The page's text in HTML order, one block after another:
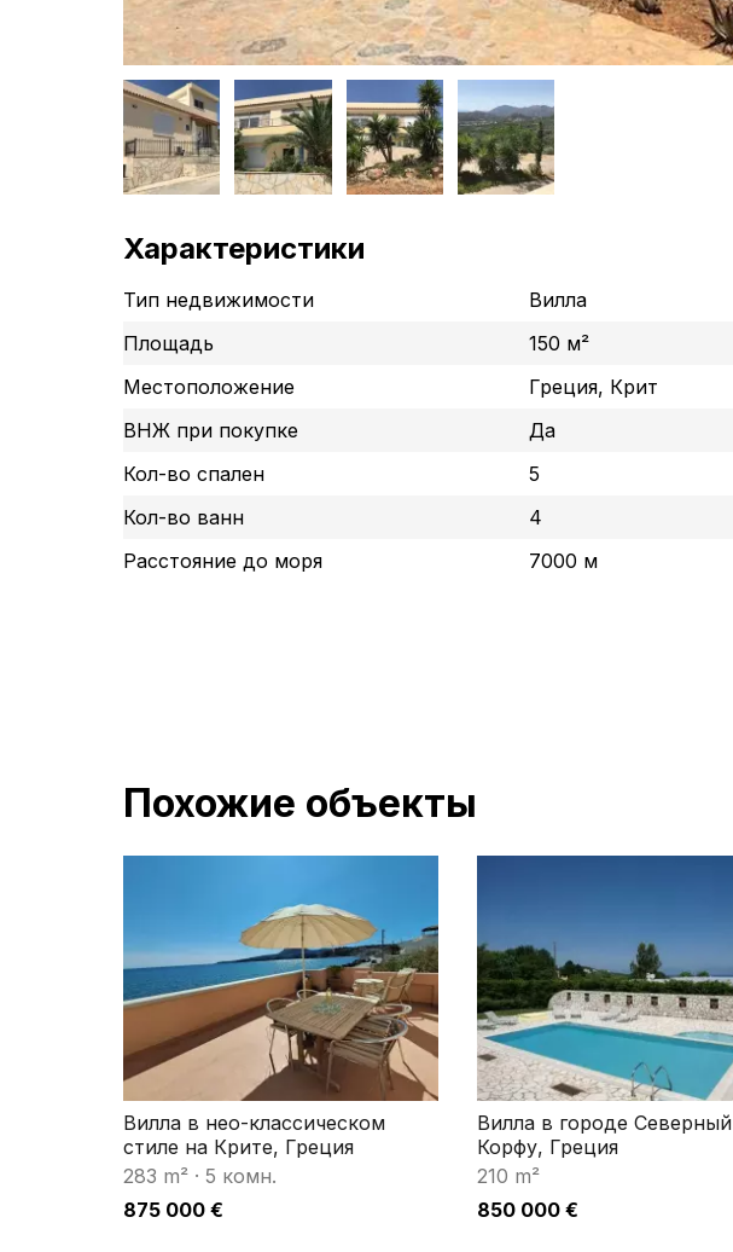
Характеристики
Тип недвижимости
Вилла
Площадь
150 м²
Местоположение
Греция, Крит
ВНЖ при покупке
Да
Кол-во спален
5
Кол-во ванн
4
Расстояние до моря
7000 м
Похожие объекты
Вилла в нео-классическом
стиле на Крите, Греция
283 m² · 5 комн.
875 000 €
Вилла в городе Северный
Корфу, Греция
210 m²
850 000 €